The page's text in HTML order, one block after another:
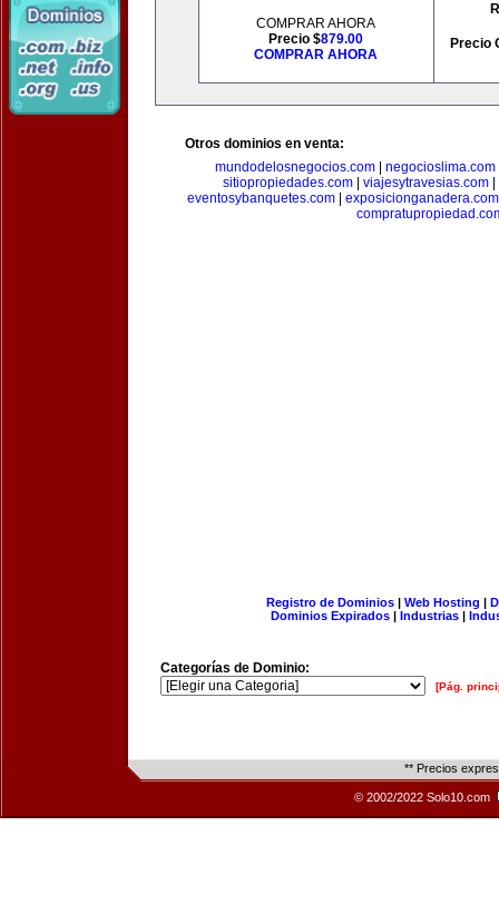
COMPRAR AHORA
Precio $879.00
COMPRAR AHORA
Precio
Otros dominios en venta:
mundodelosnegocios.com| negocioslima.com
sitiopropiedades.com| viajesytravesias.com|
eventosybanquetes.com| exposicionganadera.com
Registro de Dominios| Web Hosting |
Dominios Expirados | Industrias |
Categorías de Dominio:
[Pág.
** Precios
© 2002/2022 Solo10.com